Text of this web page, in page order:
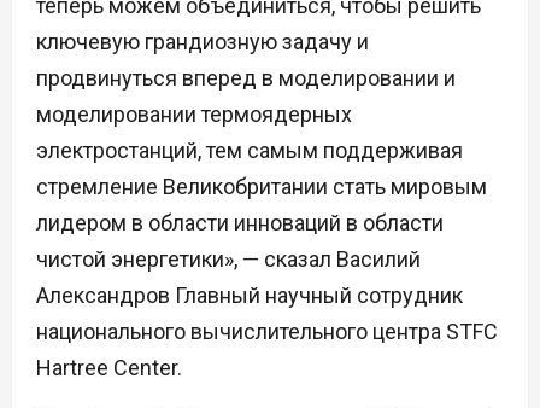
теперь можем объединиться, чтобы решить
ключевую грандиозную задачу и
продвинуться вперед в моделировании и
моделировании термоядерных
электростанций, тем самым поддерживая
стремление Великобритании стать мировым
лидером в области инноваций в области
чистой энергетики», — сказал Василий
Александров Главный научный сотрудник
национального вычислительного центра STFC
Hartree Center.